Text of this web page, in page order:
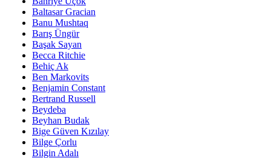
Baltasar Gracian
Banu Mushtaq
Barış Üngür
Başak Sayan
Becca Ritchie
Behiç Ak
Ben Markovits
Benjamin Constant
Bertrand Russell
Beydeba
Beyhan Budak
Bige Güven Kızılay
Bilge Çorlu
Bilgin Adalı